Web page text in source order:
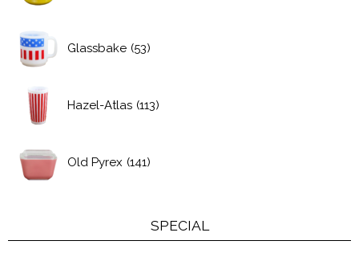
Glassbake (53)
Hazel-Atlas (113)
Old Pyrex (141)
SPECIAL